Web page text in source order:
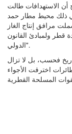
الاستهدافات طالت
ذلك محيط مطار حمد
مرافق إنتاج الغاز
قطر ولمبادئ القانون
الدولي".
فحسب، بل لا تزال
اخترقت الأجواء